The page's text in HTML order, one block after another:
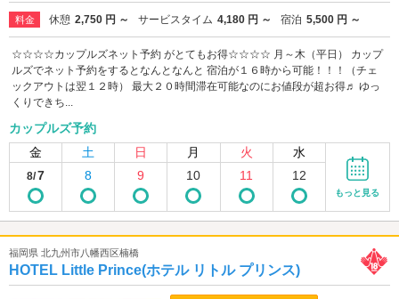
料金 休憩 2,750 円 ～ サービスタイム 4,180 円 ～ 宿泊 5,500 円 ～
☆☆☆☆カップルズネット予約 がとてもお得☆☆☆☆ 月～木（平日） カップ
ルズでネット予約をするとなんとなんと 宿泊が１６時から可能！！！（チェ
ックアウトは翌１２時） 最大２０時間滞在可能なのにお値段が超お得♬ ゆっ
くりできち...
カップルズ予約
金
土 日 月 火 水
8/7 8 9 10 11 12
もっと見る
福岡県 北九州市八幡西区楠橋
HOTEL Little Prince(ホテル リトル プリンス)